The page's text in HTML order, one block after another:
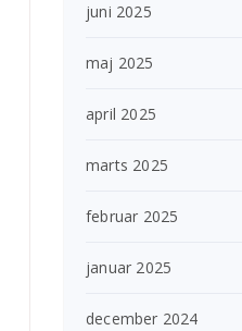
juni 2025
maj 2025
april 2025
marts 2025
februar 2025
januar 2025
december 2024